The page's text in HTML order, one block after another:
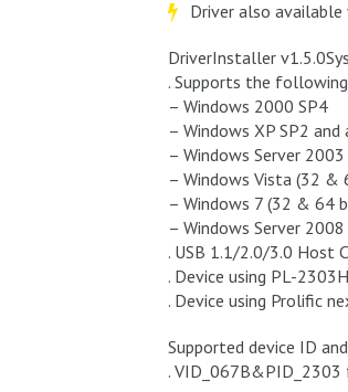
Driver also available
DriverInstaller
. Supports the
– Windows 2000 SP4
– Windows XP SP2
– Windows Server
– Windows Vista (32 &
– Windows 7 (32 & 64
– Windows Server
. USB 1.1/2.0/3.0 Host
. Device using PL-
. Device using Prolific
Supported device ID
. VID_067B&PID_2303